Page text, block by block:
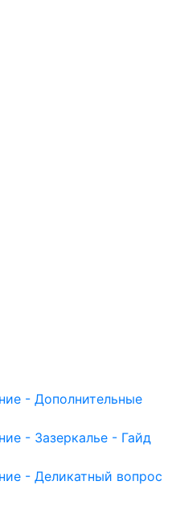
- Дополнительные
- Зазеркалье - Гайд
- Деликатный вопрос